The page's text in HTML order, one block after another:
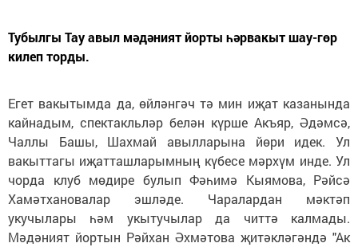
Тубылгы Тау авыл мәдәният йорты һәрвакыт шау-гөр
килеп торды.
Егет вакытымда да, өйләнгәч тә мин иҗат казанында
кайнадым, спектакльләр белән күрше Акъяр, Әдәмсә,
Чаллы Башы, Шахмай авылларына йөри идек. Ул
вакыттагы иҗатташларымның күбесе мәрхүм инде. Ул
чорда клуб мөдире булып Фәһимә Кыямова, Рәйсә
Хамәтхановалар эшләде. Чаралардан мәктәп
укучылары һәм укытучылар да читтә калмады.
Мәдәният йортын Рәйхан Әхмәтова җитәкләгәндә "Ак